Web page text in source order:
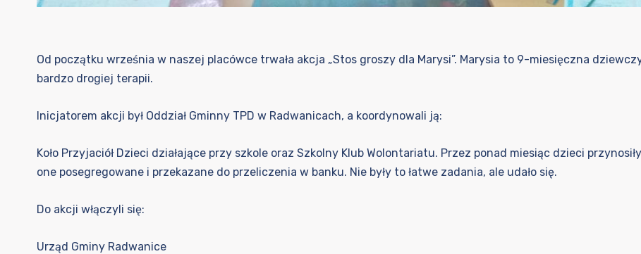
Od początku września w naszej placówce trwała akcja „Stos groszy dla Marysi”. Marysia to 9-miesięczna
bardzo drogiej terapii.
Inicjatorem akcji był Oddział Gminny TPD w Radwanicach, a koordynowali ją:
Koło Przyjaciół Dzieci działające przy szkole oraz Szkolny Klub Wolontariatu. Przez ponad miesiąc dzieci
one posegregowane i przekazane do przeliczenia w banku. Nie były to łatwe zadania, ale udało się.
Do akcji włączyli się:
Urząd Gminy Radwanice